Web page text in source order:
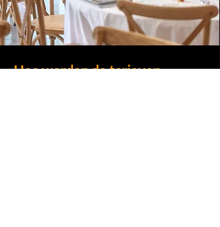
Hoe worden de tarieven